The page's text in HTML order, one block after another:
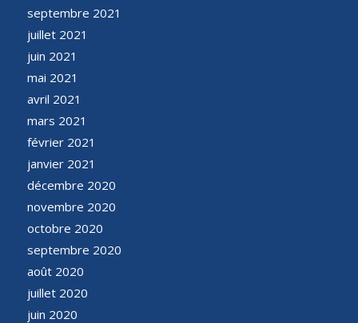
septembre 2021
juillet 2021
juin 2021
mai 2021
avril 2021
mars 2021
février 2021
janvier 2021
décembre 2020
novembre 2020
octobre 2020
septembre 2020
août 2020
juillet 2020
juin 2020